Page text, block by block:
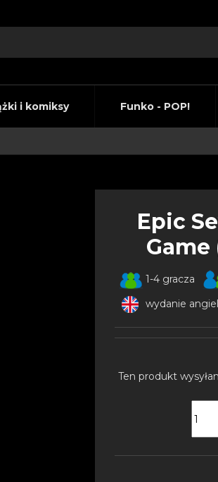
i komiksy Funko - POP!
Epic
1-4 gracza
wydanie
Ten produkt